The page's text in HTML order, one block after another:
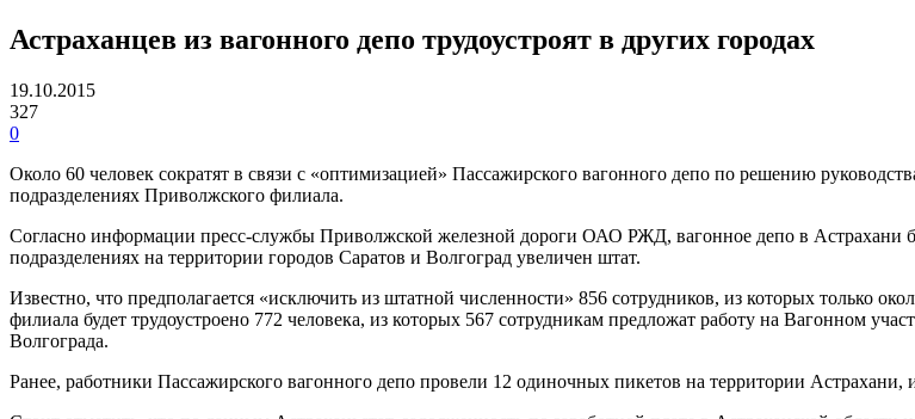
Астраханцев из вагонного депо трудоустроят в других городах
19.10.2015
327
0
Около 60 человек сократят в связи с «оптимизацией» Пассажирского вагонного депо по решению
подразделениях Приволжского филиала.
Согласно информации пресс-службы Приволжской железной дороги ОАО РЖД, вагонное депо в Астрахани
подразделениях на территории городов Саратов и Волгоград увеличен штат.
Известно, что предполагается «исключить из штатной численности» 856 сотрудников, из которых только
филиала будет трудоустроено 772 человека, из которых 567 сотрудникам предложат работу на Вагонном
Волгограда.
Ранее, работники Пассажирского вагонного депо провели 12 одиночных пикетов на территории